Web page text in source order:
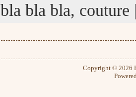
bla bla bla, couture
Copyright © 2026